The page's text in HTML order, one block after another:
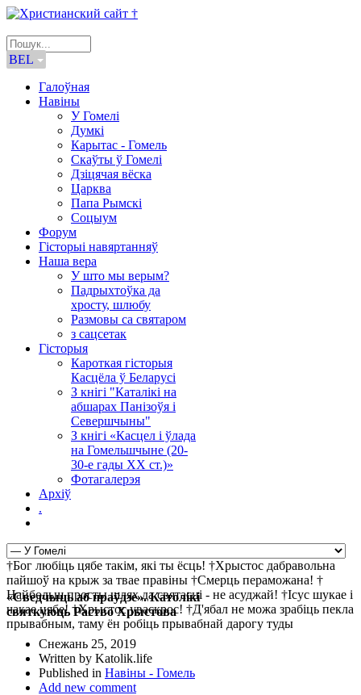
BEL
Галоўная
Навіны
У Гомелі
Думкі
Карытас - Гомель
Скаўты ў Гомелі
Дзіцячая вёска
Царква
Папа Рымскі
Соцыум
Форум
Гісторыі навяртанняў
Наша вера
У што мы верым?
Падрыхтоўка да
хросту, шлюбу
Размовы са святаром
з сацсетак
Гісторыя
Кароткая гісторыя
Касцёла ў Беларусі
З кнігі "Каталікі на
абшарах Панізоўя і
Севершчыны"
З кнігі «Касцел і ўлада
на Гомельшчыне (20-
30-е гады ХХ ст.)»
Фотагалерэя
Архіў
.
†Бог любіць цябе такім, які ты ёсць! †Хрыстос дабравольна
пайшоў на крыж за твае правіны †Смерць пераможана! †
Найбольш просты шлях да святасці - не асуджай! †Ісус шукае і
чакае цябе! †Хрыстос уваскрос! †Д'ябал не можа зрабіць пекла
прывабным, таму ён робіць прывабнай дарогу туды
«Сведчыць аб праўдзе». Католікі
святкуюць Раство Хрыстова
Снежань 25, 2019
Written by Katolik.life
Published in Навіны - Гомель
Add new comment